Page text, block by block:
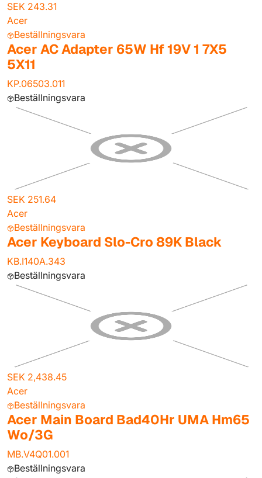
SEK 243.31
Acer
Beställningsvara
Acer AC Adapter 65W Hf 19V 1 7X5
5X11
KP.06503.011
Beställningsvara
SEK 251.64
Acer
Beställningsvara
Acer Keyboard Slo-Cro 89K Black
KB.I140A.343
Beställningsvara
SEK 2,438.45
Acer
Beställningsvara
Acer Main Board Bad40Hr UMA Hm65
Wo/3G
MB.V4Q01.001
Beställningsvara